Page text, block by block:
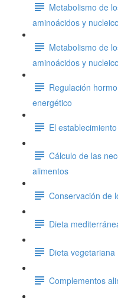
Metabolismo de
aminoácidos y
Metabolismo de
aminoácidos y
Regulación
energético
El
Cálculo de las
alimentos
Conservación de
Dieta
Dieta vegetariana
Complementos